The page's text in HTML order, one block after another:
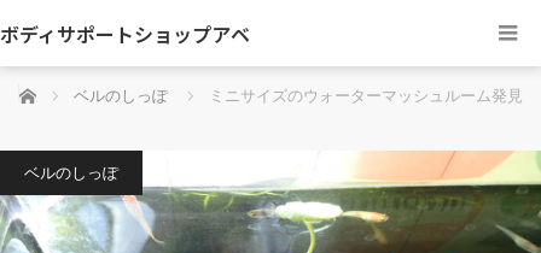
ボディサポートショップアベ
ホーム ベルのしっぽ ミニサイズのウォーターマッシュルーム発見
ベルのしっぽ